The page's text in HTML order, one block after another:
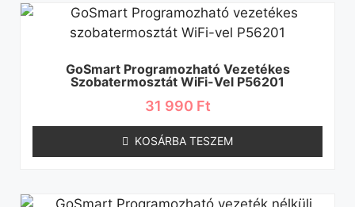
GoSmart Programozható Vezetékes
Szobatermosztát WiFi-Vel P56201
31 990 Ft
KOSÁRBA TESZEM